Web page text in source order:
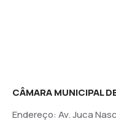
CÂMARA MUNICIPAL
Endereço: Av. Juca